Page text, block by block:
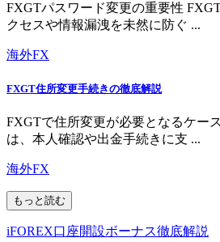
FXGTパスワード変更の重要性
クセスや情報漏洩を未然に防ぐ ...
海外FX
FXGT住所変更手続きの徹底解説
FXGTで住所変更が必要となるケー
は、本人確認や出金手続きに支 ...
海外FX
もっと読む
iFOREX口座開設ボーナス徹底解説